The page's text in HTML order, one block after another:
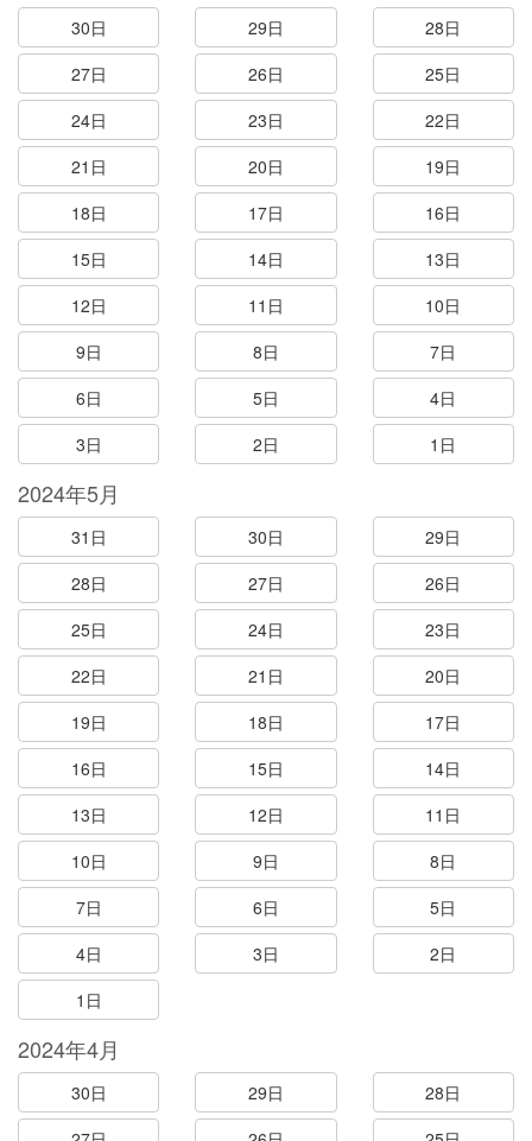
30日 29日
28日
27日
26日
25日
24日
23日
22日
21日
20日
19日
18日
17日
16日
15日
14日
13日
12日
11日
10日
9日
8日
7日
6日
5日
4日
3日
2日 1日
2024年5月
31日 30日
29日
28日
27日
26日
25日
24日
23日
22日
21日
20日
19日
18日
17日
16日
15日
14日
13日
12日
11日
10日
9日
8日
7日
6日
5日
4日
3日
2日
1日
2024年4月
30日 29日
28日